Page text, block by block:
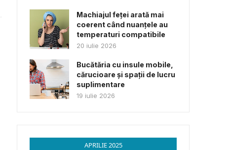
Machiajul feței arată mai
coerent când nuanțele au
temperaturi compatibile
20 iulie 2026
Bucătăria cu insule mobile,
cărucioare și spații de lucru
suplimentare
19 iulie 2026
APRILIE 2025